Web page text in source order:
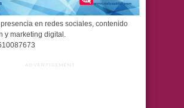
en redes sociales, contenido
y marketing digital.
ADVERTISEMENT